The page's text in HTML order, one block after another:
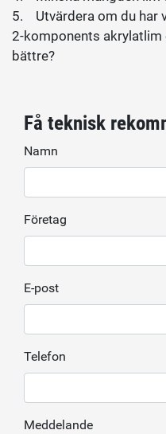
5. Utvärdera om du har
2-komponents akrylatlim
bättre?
Få teknisk
Namn
Företag
E-post
Telefon
Meddelande